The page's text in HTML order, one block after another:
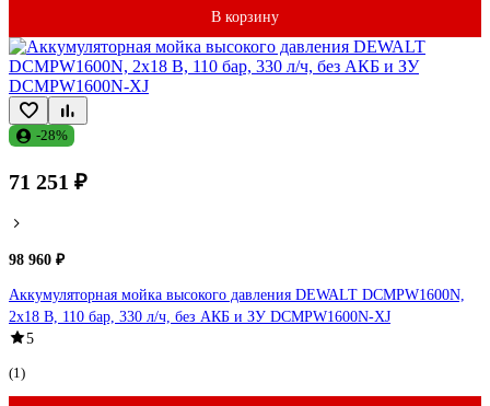
В корзину
-28%
71 251 ₽
98 960 ₽
Аккумуляторная мойка высокого давления DEWALT DCMPW1600N,
2x18 В, 110 бар, 330 л/ч, без АКБ и ЗУ DCMPW1600N-XJ
5
(1)